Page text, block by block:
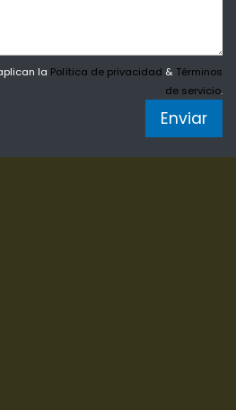
la Política de privacidad & Términos
de servicio.
Enviar